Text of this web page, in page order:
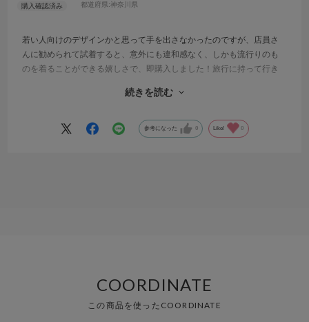
都道府県:神奈川県
若い人向けのデザインかと思って手を出さなかったのですが、店員さ
んに勧められて試着すると、意外にも違和感なく、しかも流行りのも
のを着ることができる嬉しさで、即購入しました！旅行に持って行き
しました。勧めてくれた店員さんには、素敵な服との出会いにお礼を
続きを読む
参考になった 0 Like! 0
COORDINATE
この商品を使ったCOORDINATE